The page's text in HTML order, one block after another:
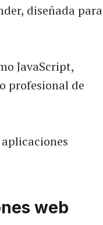
diseñada para
JavaScript,
profesional de
web